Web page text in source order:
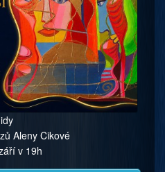
Aleny Cikové
v 19h